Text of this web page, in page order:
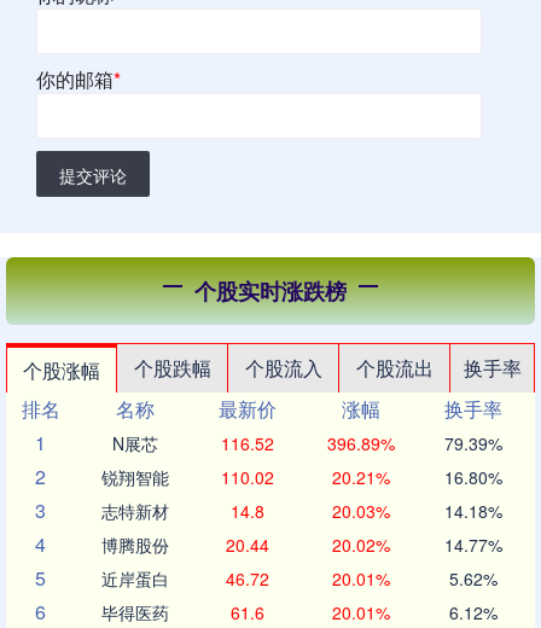
你的邮箱*
提交评论
个股实时涨跌榜
个股涨幅 个股跌幅 个股流入 个股流出
换手率
排名
名称 最新价 涨幅
换手率
1
N展芯 116.52 396.89% 79.39%
2 锐翔智能 110.02 20.21% 16.80%
3 志特新材 14.8 20.03% 14.18%
4 博腾股份 20.44 20.02% 14.77%
5 近岸蛋白 46.72 20.01% 5.62%
6 毕得医药 61.6 20.01% 6.12%